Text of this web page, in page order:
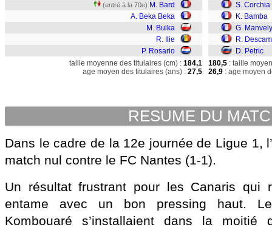
(entré à la 70e) M. Bard
A. Beka Beka
M. Bulka
R. Ilie
P. Rosario
S. Corchia
K. Bamba
G.
R.
D. Petric
taille moyenne des titulaires (cm) : 184,1
age moyen des titulaires (ans) : 27,5
180,5 : taille
26,9 : age moyen
RESUME DU
Dans le cadre de la 12e journée de Ligue 1,
match nul contre le FC Nantes (1-1).
Un résultat frustrant pour les Canaris qui
entame avec un bon pressing haut.
Kombouaré s’installaient dans la moitié